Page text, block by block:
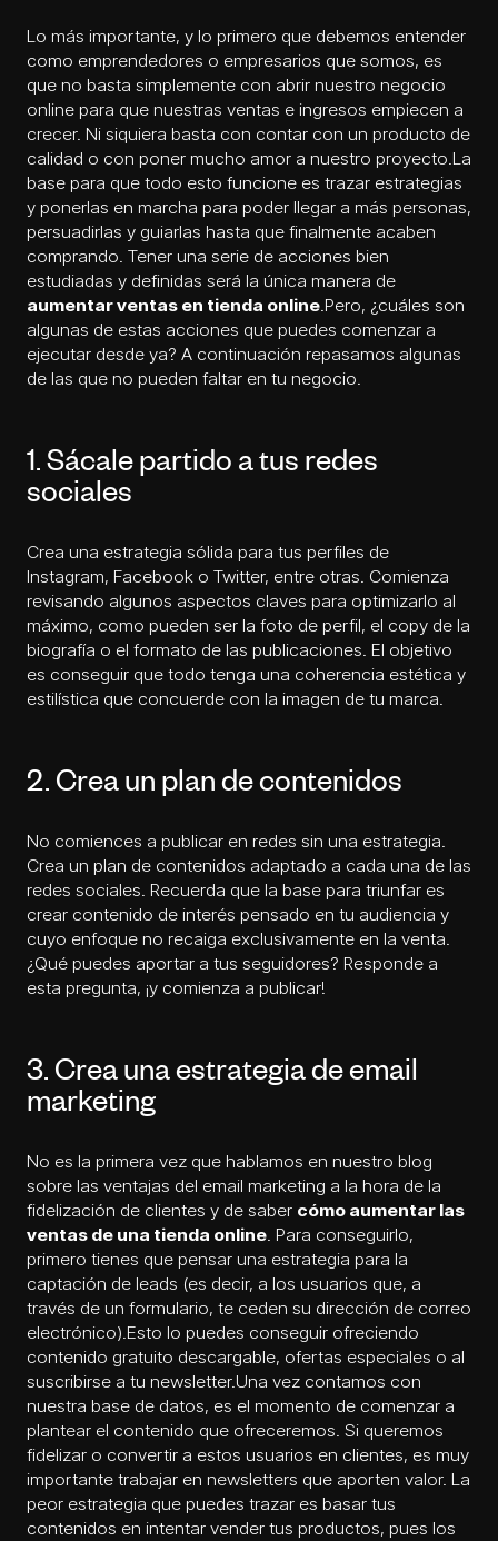
Lo más importante, y lo primero que debemos entender
como emprendedores o empresarios que somos, es
que no basta simplemente con abrir nuestro negocio
online para que nuestras ventas e ingresos empiecen a
crecer. Ni siquiera basta con contar con un producto de
calidad o con poner mucho amor a nuestro proyecto.La
base para que todo esto funcione es trazar estrategias
y ponerlas en marcha para poder llegar a más personas,
persuadirlas y guiarlas hasta que finalmente acaben
comprando. Tener una serie de acciones bien
estudiadas y definidas será la única manera de
aumentar ventas en tienda online.Pero, ¿cuáles son
algunas de estas acciones que puedes comenzar a
ejecutar desde ya? A continuación repasamos algunas
de las que no pueden faltar en tu negocio.
1. Sácale partido a tus redes
sociales
Crea una estrategia sólida para tus perfiles de
Instagram, Facebook o Twitter, entre otras. Comienza
revisando algunos aspectos claves para optimizarlo al
máximo, como pueden ser la foto de perfil, el copy de la
biografía o el formato de las publicaciones. El objetivo
es conseguir que todo tenga una coherencia estética y
estilística que concuerde con la imagen de tu marca.
2. Crea un plan de contenidos
No comiences a publicar en redes sin una estrategia.
Crea un plan de contenidos adaptado a cada una de las
redes sociales. Recuerda que la base para triunfar es
crear contenido de interés pensado en tu audiencia y
cuyo enfoque no recaiga exclusivamente en la venta.
¿Qué puedes aportar a tus seguidores? Responde a
esta pregunta, ¡y comienza a publicar!
3. Crea una estrategia de email
marketing
No es la primera vez que hablamos en nuestro blog
sobre las ventajas del email marketing a la hora de la
fidelización de clientes y de saber cómo aumentar las
ventas de una tienda online. Para conseguirlo,
primero tienes que pensar una estrategia para la
captación de leads (es decir, a los usuarios que, a
través de un formulario, te ceden su dirección de correo
electrónico).Esto lo puedes conseguir ofreciendo
contenido gratuito descargable, ofertas especiales o al
suscribirse a tu newsletter.Una vez contamos con
nuestra base de datos, es el momento de comenzar a
plantear el contenido que ofreceremos. Si queremos
fidelizar o convertir a estos usuarios en clientes, es muy
importante trabajar en newsletters que aporten valor. La
peor estrategia que puedes trazar es basar tus
contenidos en intentar vender tus productos, pues los